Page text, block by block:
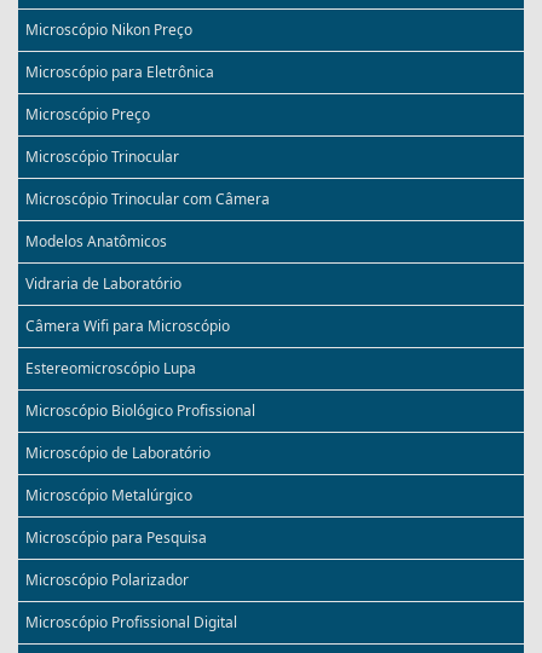
Microscópio Nikon Preço
Microscópio para Eletrônica
Microscópio Preço
Microscópio Trinocular
Microscópio Trinocular com Câmera
Modelos Anatômicos
Vidraria de Laboratório
Câmera Wifi para Microscópio
Estereomicroscópio Lupa
Microscópio Biológico Profissional
Microscópio de Laboratório
Microscópio Metalúrgico
Microscópio para Pesquisa
Microscópio Polarizador
Microscópio Profissional Digital